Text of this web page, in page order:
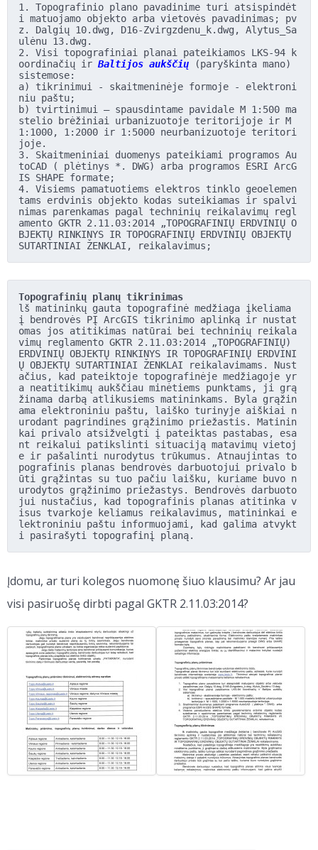
1. Topografinio plano pavadinime turi atsispindėt
i matuojamo objekto arba vietovės pavadinimas; pv
z. Dalgių 10.dwg, D16-Zvirgzdenu_k.dwg, Alytus_Sa
ulėnu 13.dwg.
2. Visi topografiniai planai pateikiamos LKS-94 k
oordinačių ir Baltijos aukščių (paryškinta mano)
sistemose:
a) tikrinimui - skaitmeninėje formoje - elektroni
niu paštu;
b) tvirtinimui — spausdintame pavidale M 1:500 ma
stelio brėžiniai urbanizuotoje teritorijoje ir M
1:1000, 1:2000 ir 1:5000 neurbanizuotoje teritori
joje.
3. Skaitmeniniai duomenys pateikiami programos Au
toCAD ( plėtinys *. DWG) arba programos ESRI ArcG
IS SHAPE formate;
4. Visiems pamatuotiems elektros tinklo geoelemen
tams erdvinis objekto kodas suteikiamas ir spalvi
nimas parenkamas pagal techninių reikalavimų regl
amento GKTR 2.11.03:2014 „TOPOGRAFINIŲ ERDVINIŲ O
BJEKTŲ RINKINYS IR TOPOGRAFINIŲ ERDVINIŲ OBJEKTŲ
SUTARTINIAI ŽENKLAI, reikalavimus;
Topografinių planų tikrinimas
lš matininkų gauta topografinė medžiaga įkeliama
į bendrovės PĮ ArcGIS tikrinimo aplinką ir nustat
omas jos atitikimas natūrai bei techninių reikala
vimų reglamento GKTR 2.11.03:2014 „TOPOGRAFINIŲ)
ERDVINIŲ OBJEKTŲ RINKINYS IR TOPOGRAFINIŲ ERDVINI
Ų OBJEKTŲ SUTARTINIAI ŽENKLAI reikalavimams. Nust
ačius, kad pateiktoje topografinėje medžiagoje yr
a neatitikimų aukščiau minėtiems punktams, ji grą
žinama darbą atlikusiems matininkams. Byla grąžin
ama elektroniniu paštu, laiško turinyje aiškiai n
urodant pagrindines grąžinimo priežastis. Matinin
kai privalo atsižvelgti į pateiktas pastabas, esa
nt reikalui patikslinti situaciją matavimų vietoj
e ir pašalinti nurodytus trūkumus. Atnaujintas to
pografinis planas bendrovės darbuotojui privalo b
ūti grąžintas su tuo pačiu laišku, kuriame buvo n
urodytos grąžinimo priežastys. Bendrovės darbuoto
jui nustačius, kad topografinis planas atitinka v
isus tvarkoje keliamus reikalavimus, matininkai e
lektroniniu paštu informuojami, kad galima atvykt
i pasirašyti topografinį planą.
Įdomu, ar turi kolegos nuomonę šiuo klausimu? Ar jau
visi pasiruošę dirbti pagal GKTR 2.11.03:2014?